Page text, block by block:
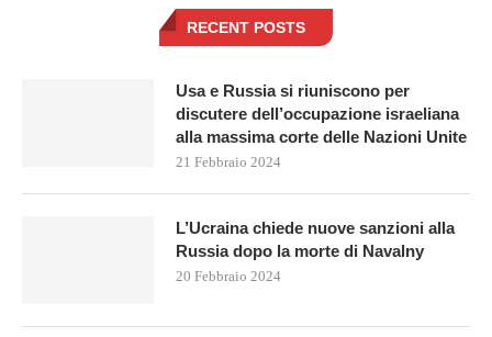
RECENT POSTS
Usa e Russia si riuniscono per
discutere dell’occupazione israeliana
alla massima corte delle Nazioni Unite
21 Febbraio 2024
L’Ucraina chiede nuove sanzioni alla
Russia dopo la morte di Navalny
20 Febbraio 2024